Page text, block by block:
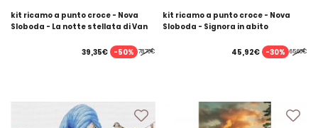
kit ricamo a punto croce - Nova
Sloboda - La notte stellata di Van
78,70€
39,35€ -50%
kit ricamo a punto croce - Nova
Sloboda - Signora in abito
65,60€
45,92€ -30%